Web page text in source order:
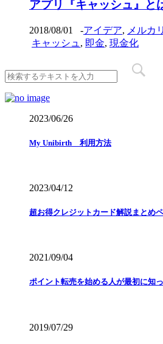
アプリ『キャッシュ』と
2018/08/01 -アイデア, メルカリ
キャッシュ , 即金, 現金化
2023/06/26
My Unibirth 利用方法
2023/04/12
超お得クレジットカード解説まとめ
2021/09/04
ポイント転売を始める人が最初に知
2019/07/29